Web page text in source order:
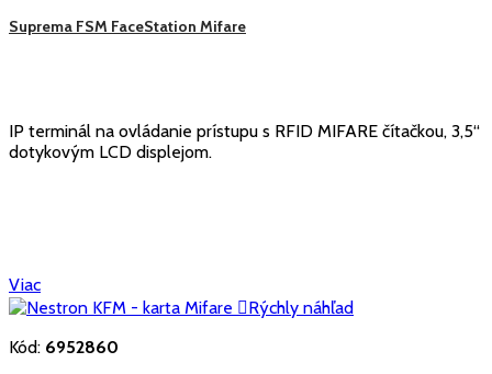
Suprema FSM FaceStation Mifare
IP terminál na ovládanie prístupu s RFID MIFARE čítačkou, 3,5“
dotykovým LCD displejom.
Viac
Rýchly náhľad
Kód: 6952860